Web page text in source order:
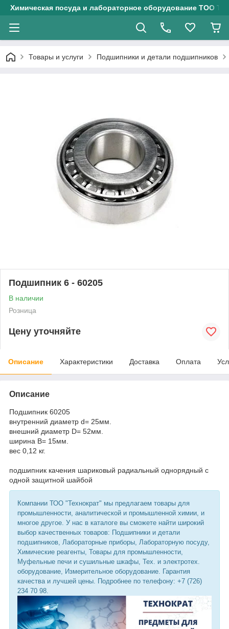
Химическая посуда и лабораторное оборудование ТОО
Товары и услуги Подшипники и детали подшипников
Подшипник 6 - 60205
В наличии
Розница
Цену уточняйте
Описание Характеристики Доставка Оплата
Описание
Подшипник 60205
внутренний диаметр d= 25мм.
внешний диаметр D= 52мм.
ширина B= 15мм.
вес 0,12 кг.
подшипник качения шариковый радиальный однорядный с
одной защитной шайбой
Компании ТОО "Технократ" мы предлагаем товары для
промышленности, аналитической и промышленной химии, и
многое другое. У нас в каталоге вы сможете найти широкий
выбор качественных товаров: Подшипники и детали
подшипников, Лабораторные приборы, Лабораторную посуду,
Химические реагенты, Товары для промышленности,
Муфельные печи и сушильные шкафы, Тех. и электротех.
оборудование, Измерительное оборудование. Гарантия
качества и лучшей цены. Подробнее по телефону: +7 (726)
234 70 98.